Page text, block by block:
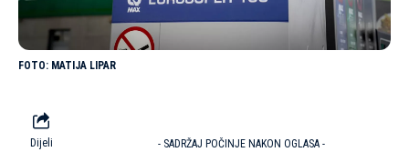
MATIJA LIPAR
Dijeli - SADRŽAJ POČINJE NAKON OGLASA -